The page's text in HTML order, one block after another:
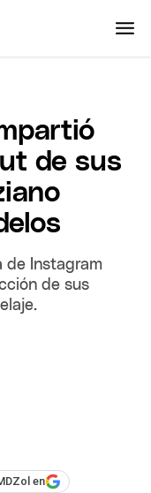
de sus
de Instagram
de sus
en